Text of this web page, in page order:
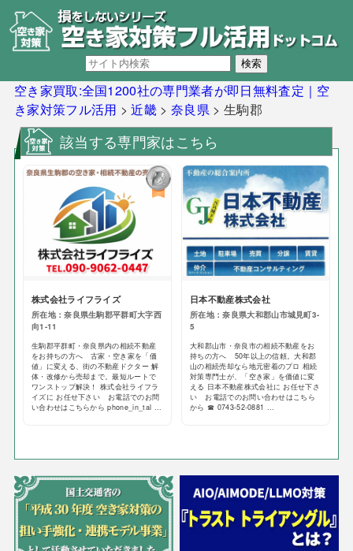
空き家買取:全国1200社の専門業者が即日無料査定｜空
き家対策フル活用 >近畿 >奈良県 > 生駒郡
該当する専門家はこちら
株式会社ライフライズ
所在地：奈良県生駒郡平群町大字西
向1-11
生駒郡平群町・奈良県内の相続不動産
をお持ちの方へ 古家・空き家を「価
値」に変える、街の不動産ドクター 解
体・改修から売却まで。最短ルートで
ワンストップ解決！ 株式会社ライフラ
イズに お任せ下さい お電話でのお問
い合わせはこちらから phone_in_tal ...
日本不動産株式会社
所在地：奈良県大和郡山市城見町3-
5
大和郡山市・奈良市の相続不動産をお
持ちの方へ 50年以上の信頼。大和郡
山の相続売却なら地元密着のプロ 相続
対策専門士が、「空き家」を価値に変
える 日本不動産株式会社に お任せ下さ
い お電話でのお問い合わせはこちら
から ☎ 0743-52-0881 ...